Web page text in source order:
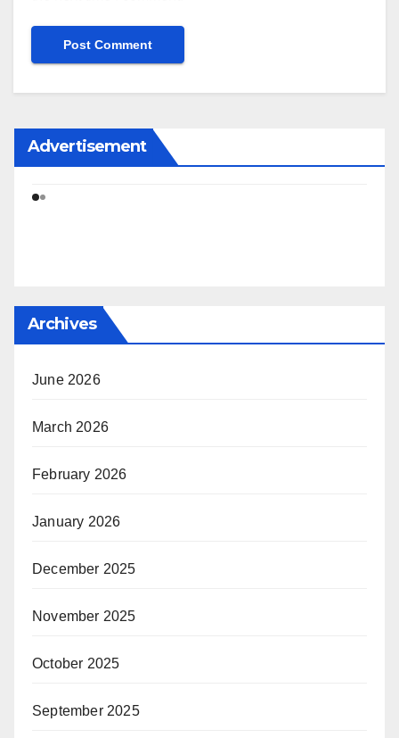
Advertisement
Archives
June 2026
March 2026
February 2026
January 2026
December 2025
November 2025
October 2025
September 2025